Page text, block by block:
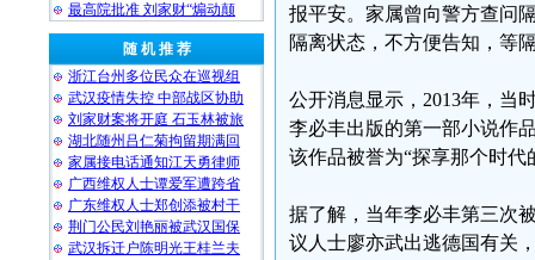
最高院批准 刘家财“煽动颠
随 机 推 荐
浙江台州多位民众在巡视组
武汉疫情失控 中部战区协助
刘家财案将开庭 石玉林被旅
湖北随州吕仁菊拘留期满回
家属接电话通知江天勇律师
广西维权人士谭爱军遭跨省
广东维权人士郑创添被村干
荆门公民刘艳丽被武汉国保
武汉拆迁户陈明光王桂兰夫
报平安。家属曾向警方查问
隔离状态，不方便告知，等
公开消息显示，2013年，当
李必丰出版的第一部小说作
该作品被誉为“探享那个时代
据了解，当年李必丰第三次
议人士廖亦武出逃德国有关